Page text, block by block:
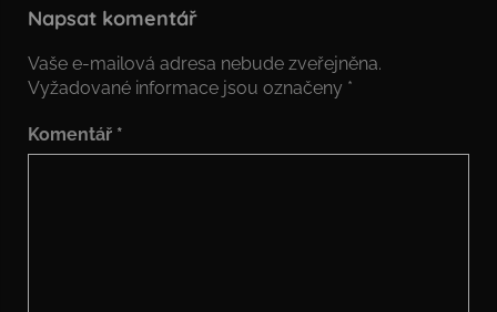
Napsat komentář
Vaše e-mailová adresa nebude zveřejněna.
Vyžadované informace jsou označeny *
Komentář *